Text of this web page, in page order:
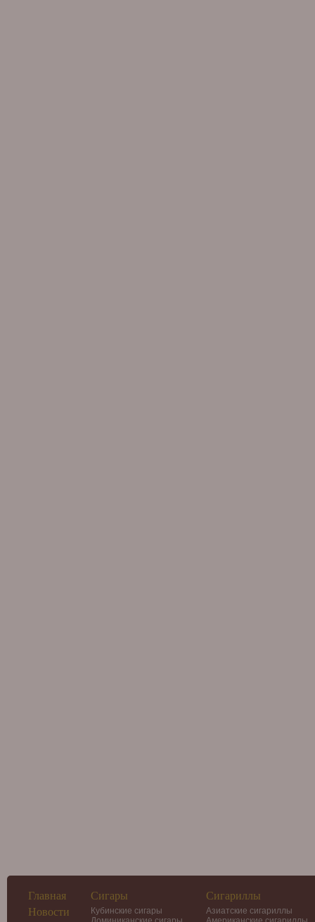
Главная
Новости
Сигары
Кубинские сигары
Сигариллы
Азиатские сигариллы